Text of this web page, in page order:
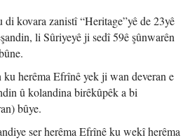
kovara zanistî “Heritage”yê de 23yê
li Sûriyeyê ji sedî 59ê şûnwarên
herêma Efrînê yek ji wan deveran e
û kolandina birêkûpêk a bi
bûye.
ser herêma Efrînê ku wekî herêma